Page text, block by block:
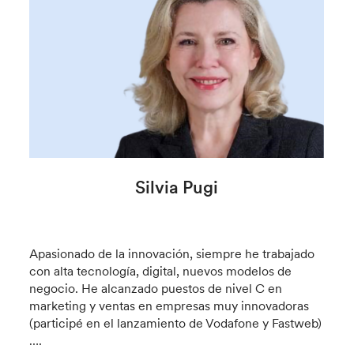
Silvia Pugi
Apasionado de la innovación, siempre he trabajado
con alta tecnología, digital, nuevos modelos de
negocio. He alcanzado puestos de nivel C en
marketing y ventas en empresas muy innovadoras
(participé en el lanzamiento de Vodafone y Fastweb)
….